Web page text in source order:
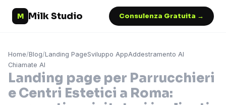
M Milk Studio Consulenza Gratuita →
Home/Blog/Landing PageSviluppo AppAddestramento AI
Chiamate AI
Landing page per Parrucchieri
e Centri Estetici a Roma: